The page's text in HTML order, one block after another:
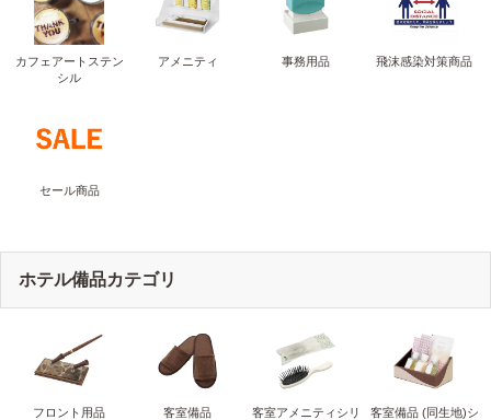
カフェアートステン
シル
アメニティ 事務用品 飛沫感染対策商品
セール商品
ホテル備品カテゴリ
フロント用品 客室備品
客室アメニティシリ
客室備品 (同生地)シ